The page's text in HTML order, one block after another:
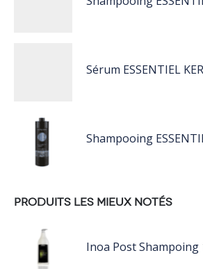
PRODUITS LES MIEUX NOTÉS
Inoa Post Shampoing